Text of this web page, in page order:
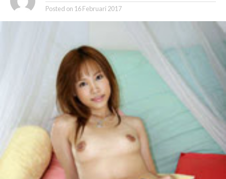
Posted on 16 Februari 2017